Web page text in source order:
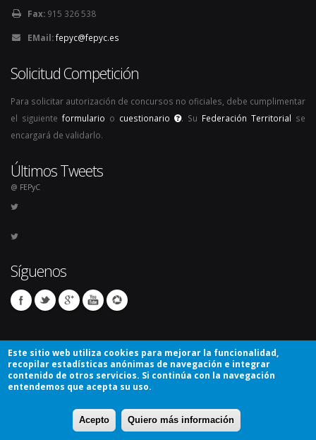
Fax: 915 326 538
EMail:fepyc@fepyc.es
Solicitud Competición
Para solicitar autorización de concursos no oficiales, debe cumplimentar
el siguiente formulario o cuestionario . Su Federación Territorial se
encargará de validarlo.
Últimos Tweets
@ FEPyC
Síguenos
© Copyright 2026. Todos los derechos reservados.
Avíso Legal Mapa del sitio
Este sitio web utiliza cookies para mejorar la funcionalidad,
recopilar estadísticas anónimas de navegación e integrar
contenido de otros servicios. Si continúa con la navegación
entendemos que acepta su uso.
Acepto Quiero más información